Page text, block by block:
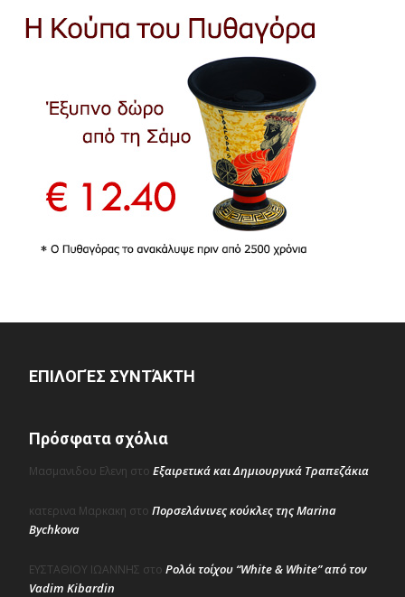
ΕΠΙΛΟΓΈΣ ΣΥΝΤΆΚΤΗ
Πρόσφατα σχόλια
Μασμανιδου Ελενη στο Εξαιρετικά και Δημιουργικά Τραπεζάκια
κατερινα Μαρκακη στο Πορσελάνινες κούκλες της Marina
Bychkova
ΕΥΣΤΑΘΙΟΥ ΙΩΑΝΝΗΣ στο Ρολόι τοίχου “White & White” από τον
Vadim Kibardin